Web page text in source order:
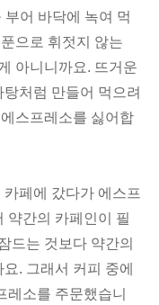
어 바닥에 녹여 먹
으로 휘젓지 않는
아니니까요. 뜨거운
처럼 만들어 먹으려
스프레소를 싫어합
페에 갔다가 에스프
약간의 카페인이 필
드는 것보다 약간의
. 그래서 커피 중에
레소를 주문했습니